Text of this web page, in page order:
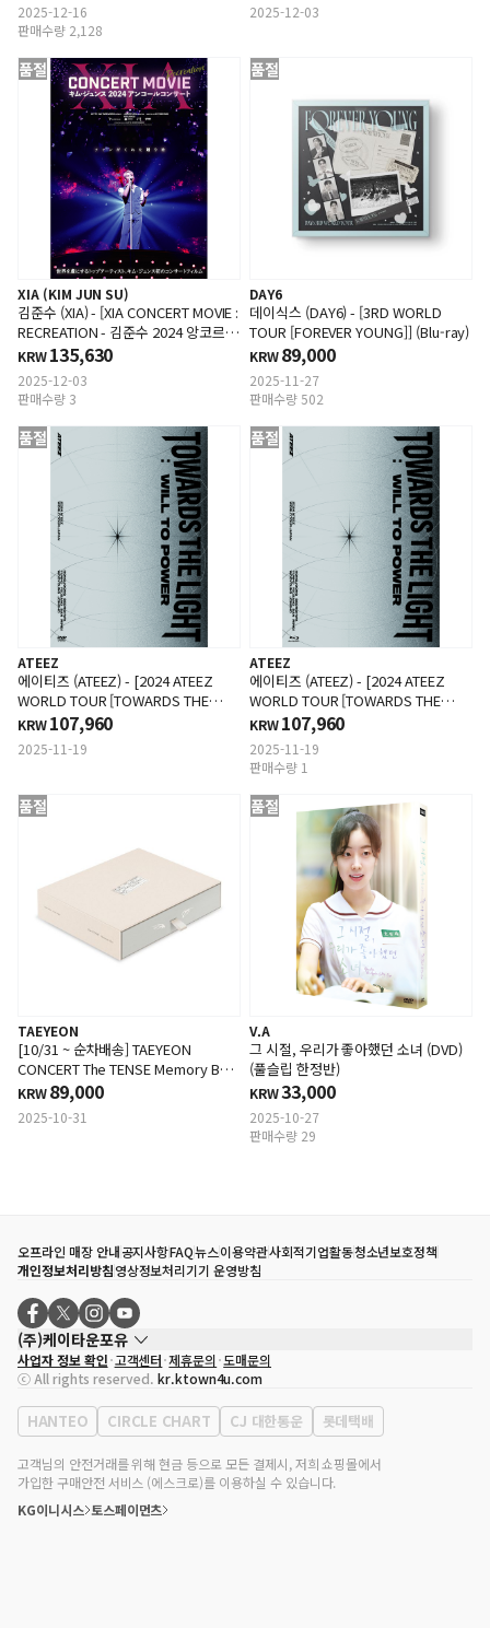
2025-12-16
판매수량 2,128
2025-12-03
품절
XIA (KIM JUN SU)
김준수 (XIA) - [XIA CONCERT MOVIE :
RECREATION - 김준수 2024 앙코르
콘서트] (Blu-ray)
KRW135,630
2025-12-03
판매수량 3
품절
DAY6
데이식스 (DAY6) - [3RD WORLD
TOUR [FOREVER YOUNG]] (Blu-ray)
KRW89,000
2025-11-27
판매수량 502
품절
ATEEZ
에이티즈 (ATEEZ) - [2024 ATEEZ
WORLD TOUR [TOWARDS THE
LIGHT : WILL TO POWER] IN JAPAN]
(DVD)
KRW107,960
2025-11-19
품절
ATEEZ
에이티즈 (ATEEZ) - [2024 ATEEZ
WORLD TOUR [TOWARDS THE
LIGHT : WILL TO POWER] IN JAPAN]
(Blu-ray)
KRW107,960
2025-11-19
판매수량 1
품절
TAEYEON
[10/31 ~ 순차배송] TAEYEON
CONCERT The TENSE Memory Box
Blu-ray
KRW89,000
2025-10-31
품절
V.A
그 시절, 우리가 좋아했던 소녀 (DVD)
(풀슬립 한정반)
KRW33,000
2025-10-27
판매수량 29
오프라인 매장 안내공지사항FAQ뉴스이용약관사회적기업활동청소년보호정책
개인정보처리방침영상정보처리기기 운영방침
(주)케이타운포유
대표자
송효민
사업자등록번호
120-87-71116
통신판매업 신고번호 제2011-서울강남-02223
대표전화
02-552-9855
사업자 정보 확인 고객센터 제휴문의 도매문의
ⓒ All rights reserved. kr.ktown4u.com
HANTEO CIRCLE CHART CJ 대한통운 롯데택배
고객님의 안전거래를 위해 현금 등으로 모든 결제시, 저희 쇼핑몰에서
가입한 구매안전 서비스 (에스크로)를 이용하실 수 있습니다.
KG이니시스 토스페이먼츠